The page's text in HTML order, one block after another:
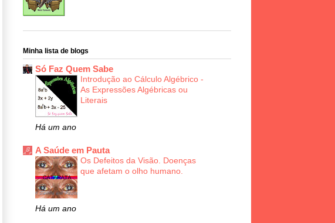
Minha lista de blogs
Só Faz Quem Sabe
Introdução ao Cálculo Algébrico -
As Expressões Algébricas ou
Literais
Há um ano
A Saúde em Pauta
Os Defeitos da Visão. Doenças
que afetam o olho humano.
Há um ano